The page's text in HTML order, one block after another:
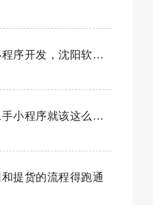
沈阳启达传媒—沈阳小程序开发，沈阳软件开发
不用花里胡哨，校园二手小程序就该这么开发
提货的流程得跑通